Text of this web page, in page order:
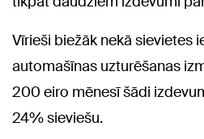
Vīrieši biežāk nekā sievietes
automašīnas uzturēšanas
200 eiro mēnesī šādi
24% sieviešu.